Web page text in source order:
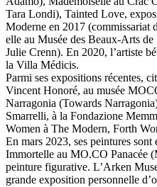
Tara Londi), Tainted Love,
Moderne en 2017 (commissariat
elle au Musée des Beaux-Arts
Julie Crenn). En 2020, l’artiste
la Villa Médicis.
Parmi ses expositions récentes,
Vincent Honoré, au musée
Narragonia (Towards
Smarrelli, à la Fondazione
Women à The Modern, Forth
En mars 2023, ses peintures sont
Immortelle au MO.CO Panacée
peinture figurative. L’Arken
grande exposition personnelle